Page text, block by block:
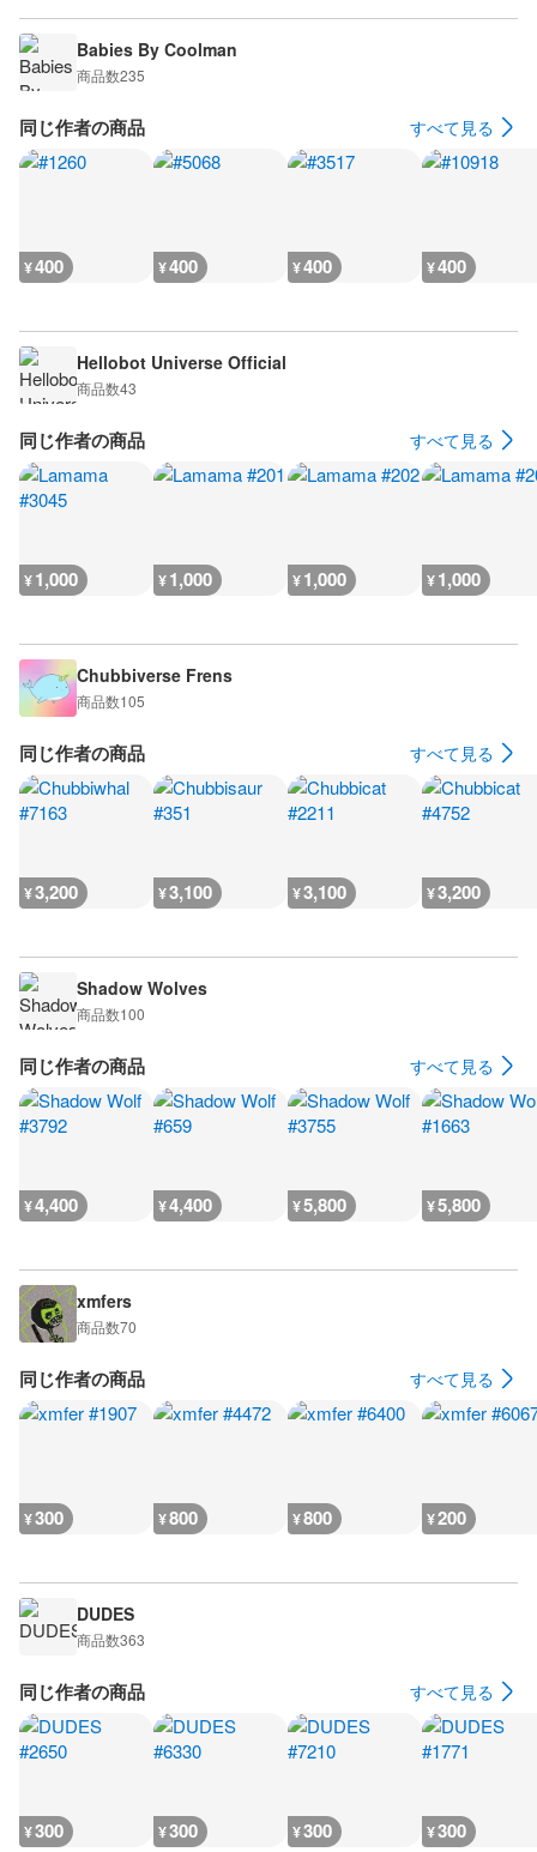
Babies By Coolman
商品数235
同じ作者の商品 すべて見る
¥400 ¥400 ¥400 ¥400
Hellobot Universe Official
商品数43
同じ作者の商品 すべて見る
¥1,000 ¥1,000 ¥1,000 ¥1,000
Chubbiverse Frens
商品数105
同じ作者の商品 すべて見る
¥3,200 ¥3,100 ¥3,100 ¥3,200
Shadow Wolves
商品数100
同じ作者の商品 すべて見る
¥4,400 ¥4,400 ¥5,800 ¥5,800
xmfers
商品数70
同じ作者の商品 すべて見る
¥300 ¥800 ¥800 ¥200
DUDES
商品数363
同じ作者の商品 すべて見る
¥300 ¥300 ¥300 ¥300